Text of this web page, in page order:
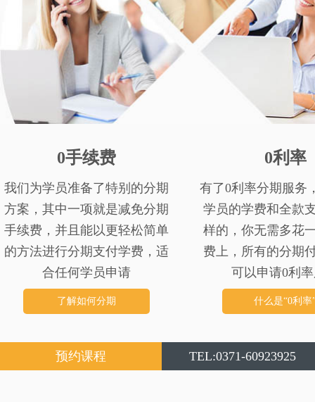
0手续费
我们为学员准备了特别的分期
方案，其中一项就是减免分期
手续费，并且能以更轻松简单
的方法进行分期支付学费，适
合任何学员申请
了解如何分期
0利率
有了0利率分期服务
学员的学费和全款
样的，你无需多花
费上，所有的分期
可以申请0利
什么是“0利率
预约课程 TEL:0371-60923925